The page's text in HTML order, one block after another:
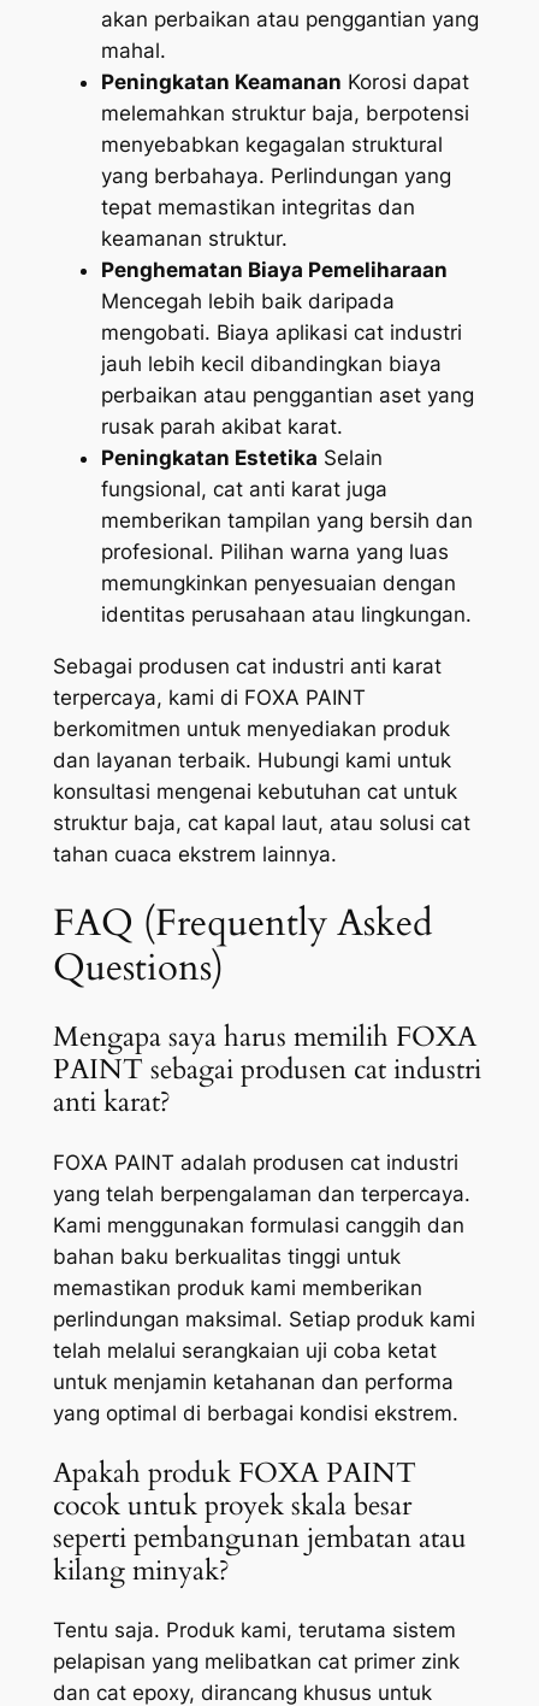
akan perbaikan atau penggantian yang
mahal.
Peningkatan Keamanan Korosi dapat
melemahkan struktur baja, berpotensi
menyebabkan kegagalan struktural
yang berbahaya. Perlindungan yang
tepat memastikan integritas dan
keamanan struktur.
Penghematan Biaya Pemeliharaan
Mencegah lebih baik daripada
mengobati. Biaya aplikasi cat industri
jauh lebih kecil dibandingkan biaya
perbaikan atau penggantian aset yang
rusak parah akibat karat.
Peningkatan Estetika Selain
fungsional, cat anti karat juga
memberikan tampilan yang bersih dan
profesional. Pilihan warna yang luas
memungkinkan penyesuaian dengan
identitas perusahaan atau lingkungan.
Sebagai produsen cat industri anti karat
terpercaya, kami di FOXA PAINT
berkomitmen untuk menyediakan produk
dan layanan terbaik. Hubungi kami untuk
konsultasi mengenai kebutuhan cat untuk
struktur baja, cat kapal laut, atau solusi cat
tahan cuaca ekstrem lainnya.
FAQ (Frequently Asked
Questions)
Mengapa saya harus memilih FOXA
PAINT sebagai produsen cat industri
anti karat?
FOXA PAINT adalah produsen cat industri
yang telah berpengalaman dan terpercaya.
Kami menggunakan formulasi canggih dan
bahan baku berkualitas tinggi untuk
memastikan produk kami memberikan
perlindungan maksimal. Setiap produk kami
telah melalui serangkaian uji coba ketat
untuk menjamin ketahanan dan performa
yang optimal di berbagai kondisi ekstrem.
Apakah produk FOXA PAINT
cocok untuk proyek skala besar
seperti pembangunan jembatan atau
kilang minyak?
Tentu saja. Produk kami, terutama sistem
pelapisan yang melibatkan cat primer zink
dan cat epoxy, dirancang khusus untuk